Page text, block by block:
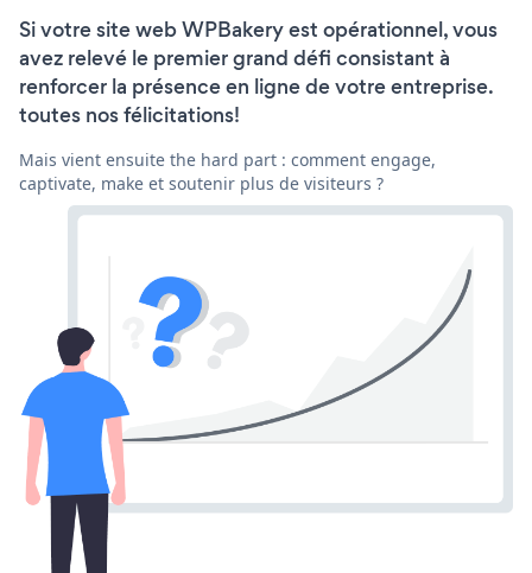
Si votre site web WPBakery est opérationnel, vous
avez relevé le premier grand défi consistant à
renforcer la présence en ligne de votre entreprise.
toutes nos félicitations!
Mais vient ensuite the hard part : comment engage,
captivate, make et soutenir plus de visiteurs ?